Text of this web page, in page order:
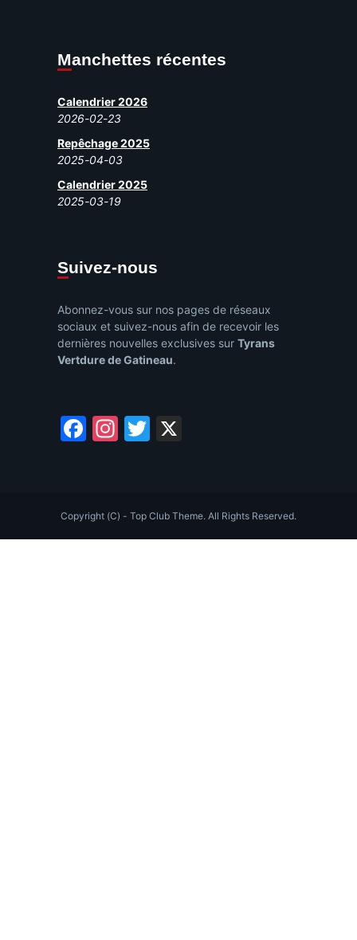
Manchettes récentes
Calendrier 2026
2026-02-23
Repêchage 2025
2025-04-03
Calendrier 2025
2025-03-19
Suivez-nous
Abonnez-vous sur nos pages de réseaux
sociaux et suivez-nous afin de recevoir les
dernières nouvelles exclusives sur Tyrans
Vertdure de Gatineau.
Facebook
Instagram
Twitter
Copyright (C) - Top Club Theme. All Rights Reserved.